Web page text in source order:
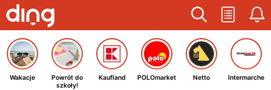
Wakacje
Powrót do
szkoły!
Kaufland POLOmarket Netto Intermarche